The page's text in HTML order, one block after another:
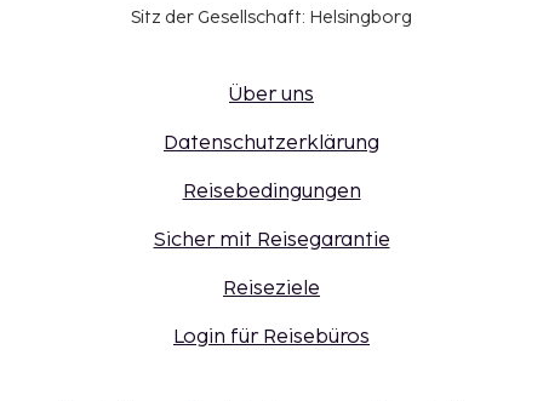
Sitz der Gesellschaft: Helsingborg
Über uns
Datenschutzerklärung
Reisebedingungen
Sicher mit Reisegarantie
Reiseziele
Login für Reisebüros